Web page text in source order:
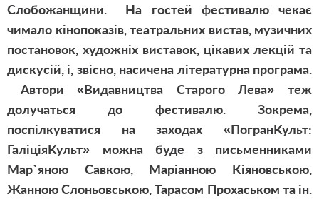
Слобожанщини. На гостей фестивалю чекає
чимало кінопоказів, театральних вистав, музичних
постановок, художніх виставок, цікавих лекцій та
дискусій, і, звісно, насичена літературна програма.
Автори «Видавництва Старого Лева» теж
долучаться до фестивалю. Зокрема,
поспілкуватися на заходах «ПогранКульт:
ГаліціяКульт» можна буде з письменниками
Мар`яною Савкою, Маріанною Кіяновською,
Жанною Слоньовською, Тарасом Прохаськом та ін.